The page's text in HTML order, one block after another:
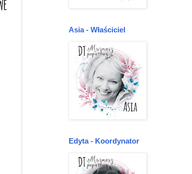
Asia - Właściciel
Edyta - Koordynator